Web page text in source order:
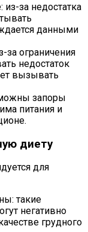
за недостатка
данными
за ограничения
недостаток
вызывать
запоры
питания и
диету
для
такие
негативно
грудного